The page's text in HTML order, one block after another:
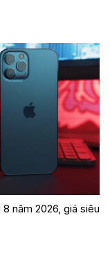
năm 2026, giá siêu